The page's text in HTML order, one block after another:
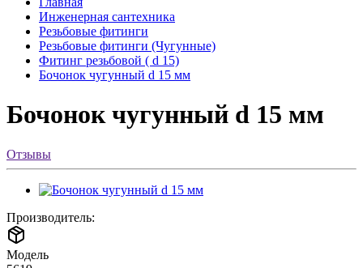
Инженерная сантехника
Резьбовые фитинги
Резьбовые фитинги (Чугунные)
Фитинг резьбовой ( d 15)
Бочонок чугунный d 15 мм
Бочонок чугунный d 15 мм
Отзывы
Производитель:
Модель